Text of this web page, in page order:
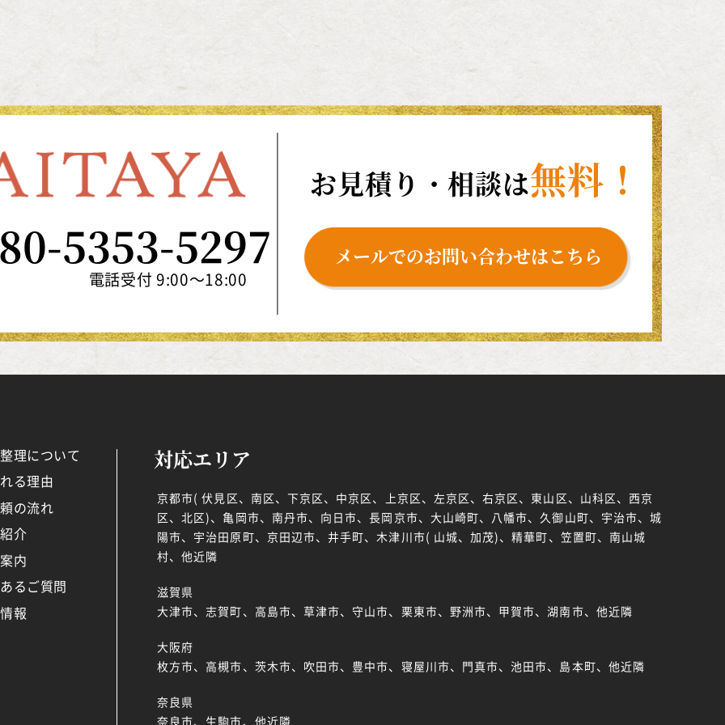
5353-5297
電話受付 9:00～18:00
お見積り・相談は無料！
メールでのお問い合わせはこちら
理について
る理由
の流れ
介
内
るご質問
報
対応エリア
京都市( 伏見区、南区、下京区、中京区、上京区、左京区、右京区、東山区、山科区、西京
区、北区)、亀岡市、南丹市、向日市、長岡京市、大山崎町、八幡市、久御山町、宇治市、城
陽市、宇治田原町、京田辺市、井手町、木津川市( 山城、加茂)、精華町、笠置町、南山城
村、他近隣
滋賀県
大津市、志賀町、高島市、草津市、守山市、栗東市、野洲市、甲賀市、湖南市、他近隣
大阪府
枚方市、高槻市、茨木市、吹田市、豊中市、寝屋川市、門真市、池田市、島本町、他近隣
奈良県
奈良市、生駒市、他近隣